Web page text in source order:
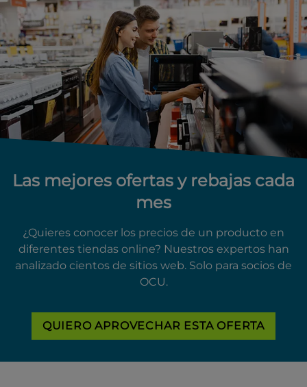
Las mejores ofertas y rebajas cada
mes
¿Quieres conocer los precios de un producto en
diferentes tiendas online? Nuestros expertos han
analizado cientos de sitios web. Solo para socios de
OCU.
QUIERO APROVECHAR ESTA OFERTA